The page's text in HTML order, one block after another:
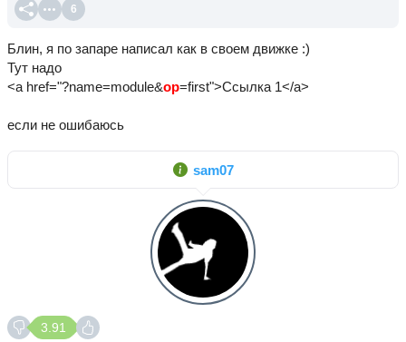
6
Блин, я по запаре написал как в своем движке :)
Тут надо
<a href="?name=module&op=first">Ссылка 1</a>
если не ошибаюсь
sam07
3.91